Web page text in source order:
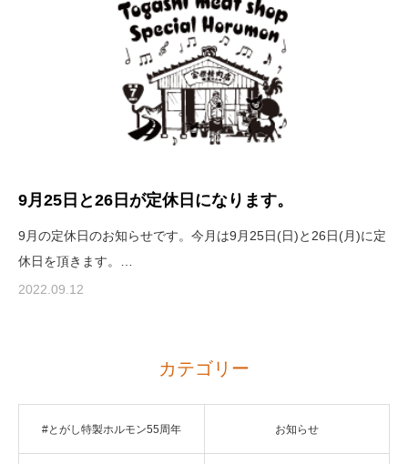
9月25日と26日が定休日になります。
9月の定休日のお知らせです。今月は9月25日(日)と26日(月)に定
休日を頂きます。…
2022.09.12
カテゴリー
#とがし特製ホルモン55周年 お知らせ